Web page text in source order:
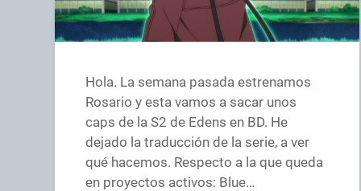
Hola. La semana pasada estrenamos
Rosario y esta vamos a sacar unos
caps de la S2 de Edens en BD. He
dejado la traducción de la serie, a ver
qué hacemos. Respecto a la que queda
en proyectos activos: Blue…